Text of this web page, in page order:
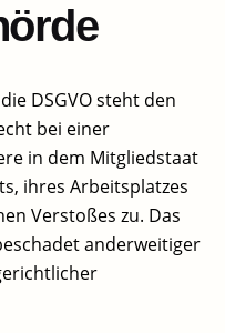
DSGVO steht den
bei einer
in dem Mitgliedstaat
ihres Arbeitsplatzes
Verstoßes zu. Das
anderweitiger